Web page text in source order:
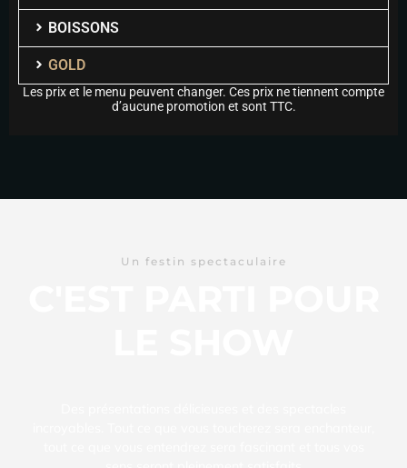
BOISSONS
GOLD
Les prix et le menu peuvent changer. Ces prix ne tiennent compte
d’aucune promotion et sont TTC.
Un festin spectaculaire